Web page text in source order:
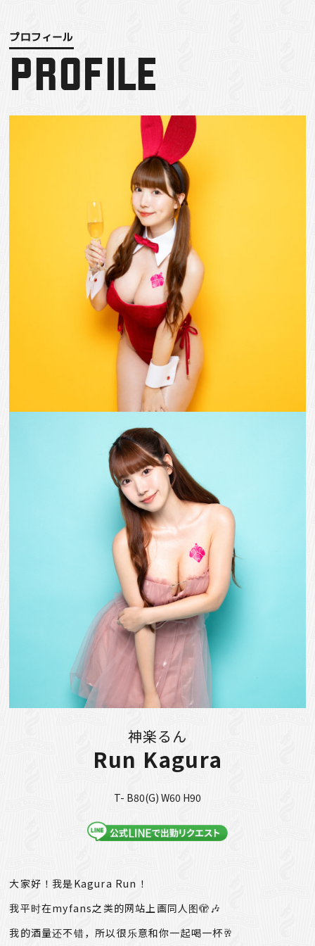
PROFILE
神楽るん
Run Kagura
T- B80(G) W60 H90
大家好！我是Kagura Run！
我平时在myfans之类的网站上画同人图🫣🎶
我的酒量还不错，所以很乐意和你一起喝一杯🥂